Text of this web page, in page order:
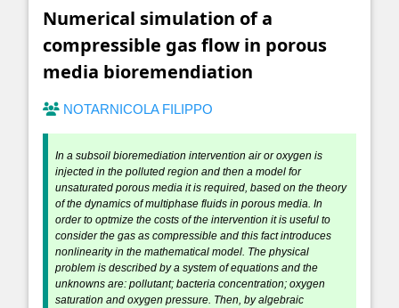
Numerical simulation of a
compressible gas flow in porous
media bioremendiation
NOTARNICOLA FILIPPO
In a subsoil bioremediation intervention air or oxygen is
injected in the polluted region and then a model for
unsaturated porous media it is required, based on the theory
of the dynamics of multiphase fluids in porous media. In
order to optmize the costs of the intervention it is useful to
consider the gas as compressible and this fact introduces
nonlinearity in the mathematical model. The physical
problem is described by a system of equations and the
unknowns are: pollutant; bacteria concentration; oxygen
saturation and oxygen pressure. Then, by algebraic